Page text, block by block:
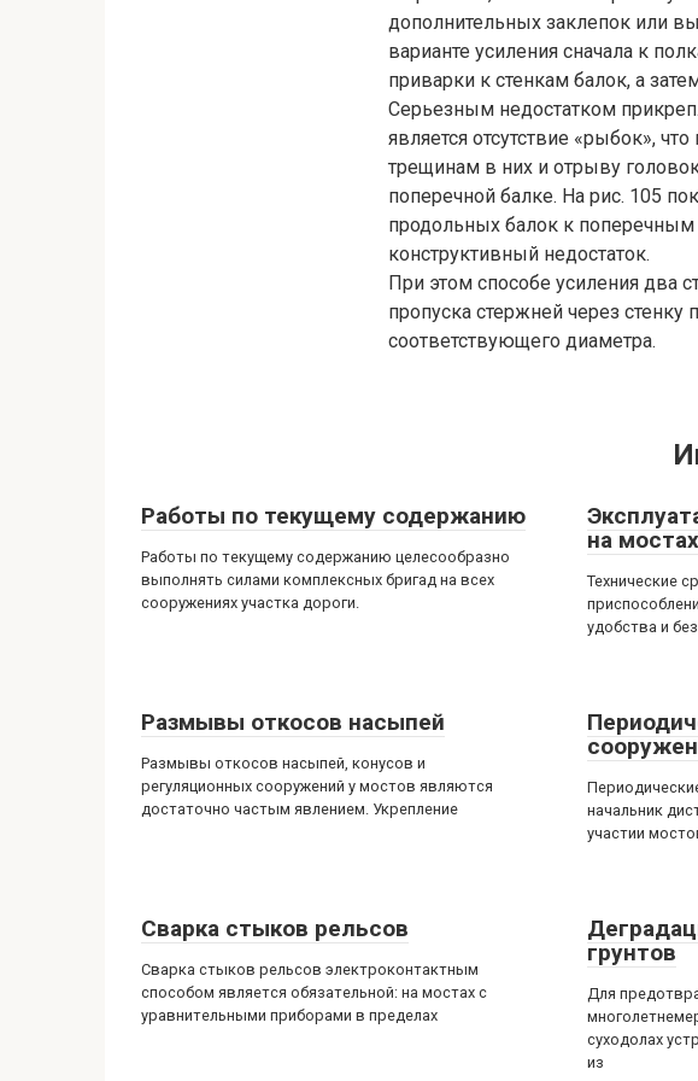
дополнительных заклепок или
варианте усиления сначала к
приварки к стенкам балок, а
Серьезным недостатком
является отсутствие «рыбок»,
трещинам в них и отрыву
поперечной балке. На рис. 105
продольных балок к
конструктивный недостаток.
При этом способе усиления два
пропуска стержней через
соответствующего диаметра.
Работы по текущему содержанию
Работы по текущему содержанию целесообразно
выполнять силами комплексных бригад на всех
сооружениях участка дороги.
на мостах
Технические
удобства и
Размывы откосов насыпей
Размывы откосов насыпей, конусов и
регуляционных сооружений у мостов являются
достаточно частым явлением. Укрепление
начальник
участии
Сварка стыков рельсов
Сварка стыков рельсов электроконтактным
способом является обязательной: на мостах с
уравнительными приборами в пределах
грунтов
Для
суходолах
из